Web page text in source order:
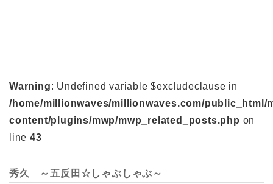
Warning: Undefined variable $excludeclause in
/home/millionwaves/millionwaves.com/public_html/
content/plugins/mwp/mwp_related_posts.php on
line 43
秀久 ～五反田☆しゃぶしゃぶ～